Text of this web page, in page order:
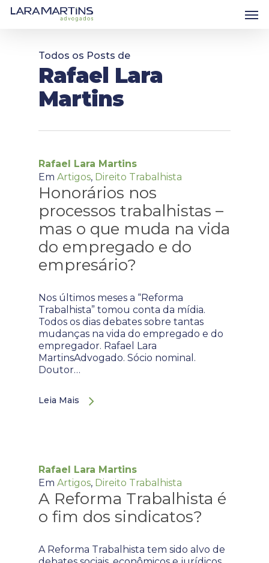
Skip
Todos os Posts de
Rafael Lara
Martins
Rafael Lara Martins
Em Artigos, Direito Trabalhista
Honorários nos
processos trabalhistas –
mas o que muda na vida
do empregado e do
empresário?
Nos últimos meses a “Reforma
Trabalhista” tomou conta da mídia.
Todos os dias debates sobre tantas
mudanças na vida do empregado e do
empregador. Rafael Lara
MartinsAdvogado. Sócio nominal.
Doutor…
Leia Mais
Rafael Lara Martins
Em Artigos, Direito Trabalhista
A Reforma Trabalhista é
o fim dos sindicatos?
A Reforma Trabalhista tem sido alvo de